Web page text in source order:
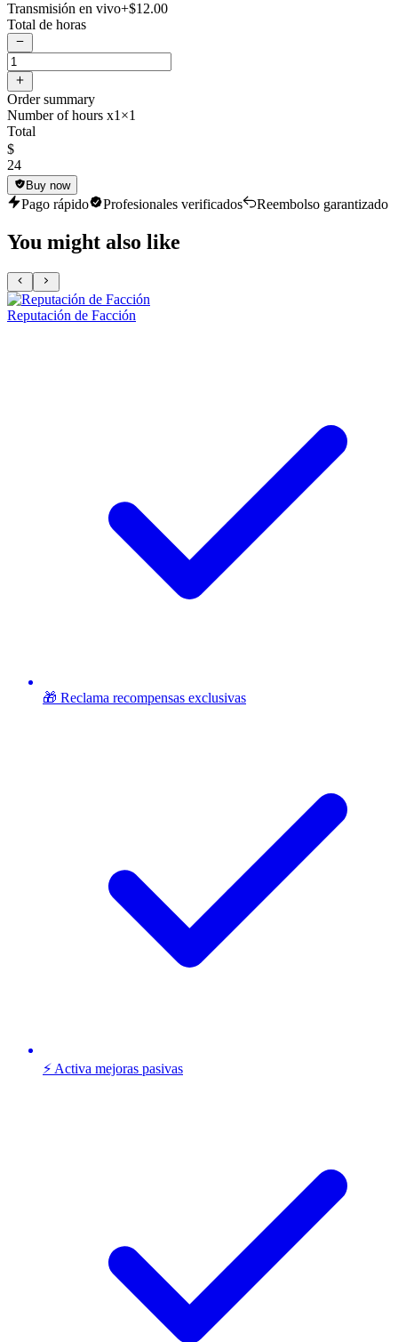
Transmisión en vivo+$12.00
Total de horas
Order summary
Number of hours x1 ×1
Total
$
24
Buy now
Pago rápido Profesionales verificados Reembolso garantizado
You might also like
Reputación de Facción
🎁 Reclama recompensas exclusivas
⚡ Activa mejoras pasivas